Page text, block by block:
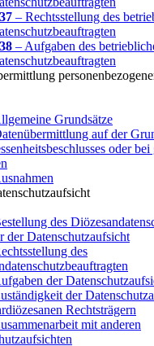
– Rechtsstellung des
– Aufgaben des
Grundsätze
auf der
oder bei
des
der Datenschutzaufsicht
des
der
der
Rechtsträgern
mit anderen